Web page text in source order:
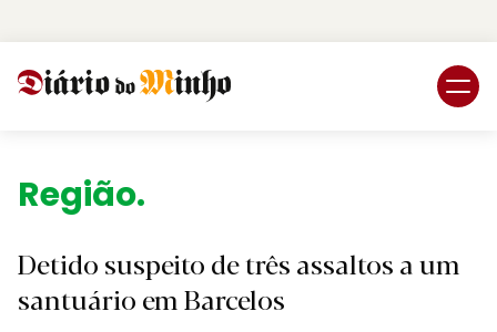
Região.
Detido suspeito de três assaltos a um
santuário em Barcelos